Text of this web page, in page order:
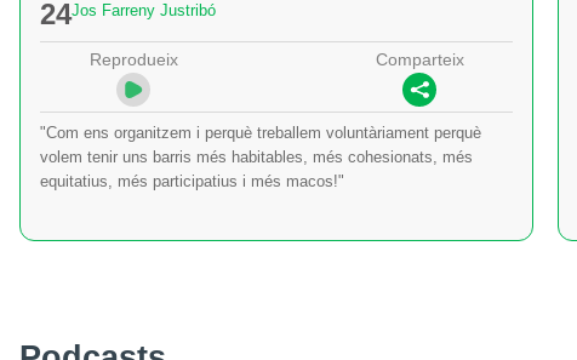
24Jos Farreny Justribó
Reprodueix Comparteix
"Com ens organitzem i perquè treballem voluntàriament perquè
volem tenir uns barris més habitables, més cohesionats, més
equitatius, més participatius i més macos!"